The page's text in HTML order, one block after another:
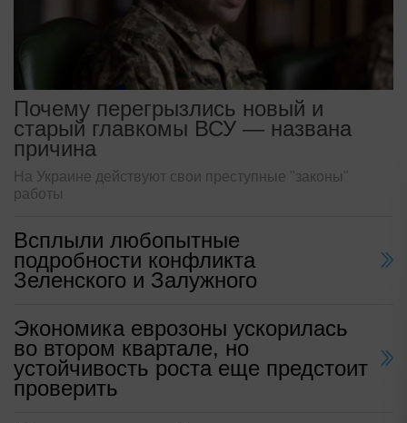
Почему перегрызлись новый и
старый главкомы ВСУ — названа
причина
На Украине действуют свои преступные "законы"
работы
Всплыли любопытные
подробности конфликта
Зеленского и Залужного
Экономика еврозоны ускорилась
во втором квартале, но
устойчивость роста еще предстоит
проверить